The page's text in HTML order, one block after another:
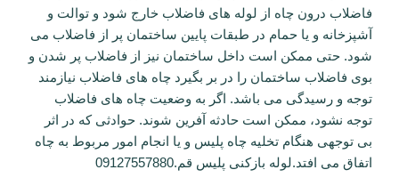
فاضلاب درون چاه از لوله های فاضلاب خارج شود و توالت و
آشپزخانه و یا حمام در طبقات پایین ساختمان پر از فاضلاب می
شود. حتی ممکن است داخل ساختمان نیز از فاضلاب پر شدن و
بوی فاضلاب ساختمان را در بر بگیرد چاه های فاضلاب نیازمند
توجه و رسیدگی می باشد. اگر به وضعیت چاه های فاضلاب
توجه نشود، ممکن است حادثه آفرین شوند. حوادثی که در اثر
بی توجهی هنگام تخلیه چاه پلیس و یا انجام امور مربوط به چاه
اتفاق می افتد.لوله بازکنی پلیس قم.09127557880